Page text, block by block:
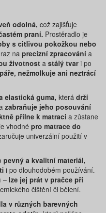
odolná, což zajišťuje
praní. Prostěradlo je
s citlivou pokožkou nebo
na precizní zpracování a
životnost a stálý tvari po
nežmolkuje ani neztrácí
elastická guma, která drží
zabraňuje jeho posouvání
přilne k matraci a zůstane
vhodné pro matrace do
univerzální použití v
pevný a kvalitní materiál,
i po dlouhodobém používání.
– lze jej prát v pračce při
čištění či bělení.
v různých barevných